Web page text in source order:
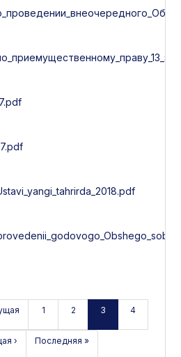
1 2 3 4
› Последняя »